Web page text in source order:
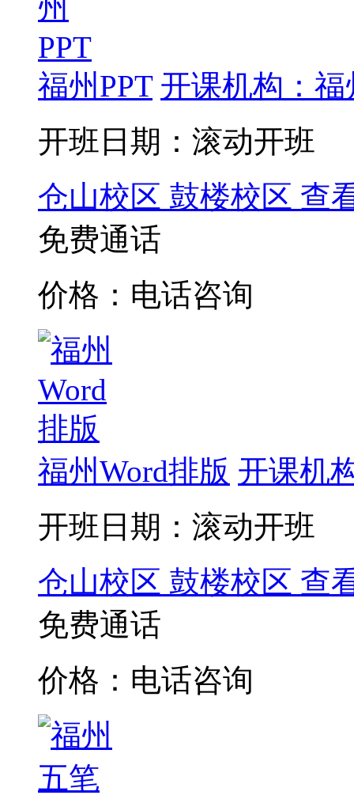
福州PPT 开课机构：
开班日期：滚动开班
仓山校区 鼓楼校区 查
免费通话
价格：电话咨询
福州Word排版 开课机
开班日期：滚动开班
仓山校区 鼓楼校区 查
免费通话
价格：电话咨询